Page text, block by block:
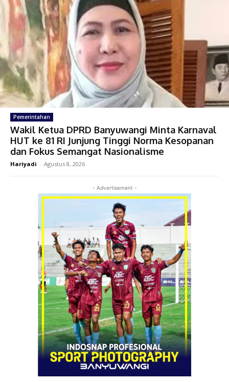
Pemerintahan
Wakil Ketua DPRD Banyuwangi Minta Karnaval
HUT ke 81 RI Junjung Tinggi Norma Kesopanan
dan Fokus Semangat Nasionalisme
Hariyadi - Agustus 8, 2026
- Advertisement -